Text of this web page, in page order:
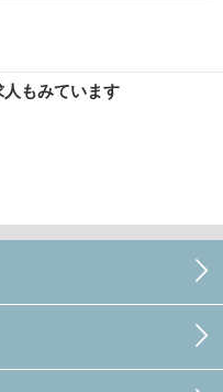
もみています